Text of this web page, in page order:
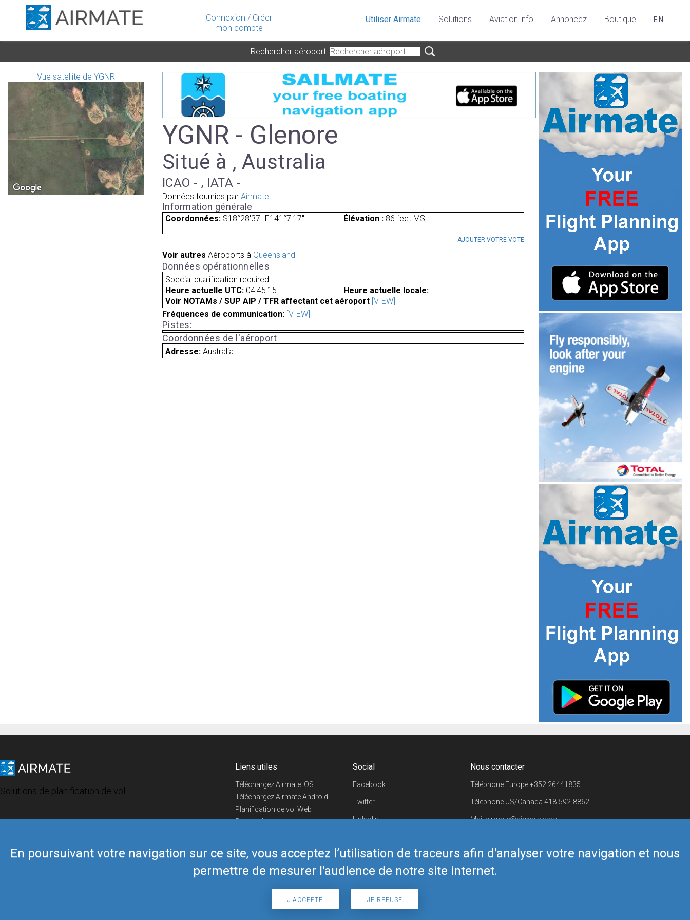
Connexion / Créer
mon compte
En poursuivant votre navigation sur ce site, vous acceptez l’utilisation de traceurs afin d'analyser votre navigation et nous
permettre de mesurer l'audience de notre site internet.
J'ACCEPTE JE REFUSE
Utiliser Airmate Solutions Aviation info Annoncez Boutique EN
Rechercher aéroport
Vue satellite de YGNR
YGNR - Glenore
Situé à , Australia
ICAO - , IATA -
Données fournies par Airmate
Information générale
Coordonnées: S18°28'37" E141°7'17" Élévation :86 feet MSL.
AJOUTER VOTRE VOTE
Voir autres Aéroports à Queensland
Données opérationnelles
Special qualification required
Heure actuelle UTC: 04:45:15
Heure actuelle locale:
Voir NOTAMs / SUP AIP / TFR affectant cet aéroport [VIEW]
Fréquences de communication: [VIEW]
Pistes:
Coordonnées de l'aéroport
Adresse:Australia
Solutions de planification de vol
Liens utiles
Téléchargez Airmate iOS
Téléchargez Airmate Android
Planification de vol Web
Recherche
Boutique Airmate
Social
Facebook
Twitter
Linkedin
Telegram
Nous contacter
Téléphone Europe+352 26441835
Téléphone US/Canada 418-592-8862
Mailairmate@airmate.aero